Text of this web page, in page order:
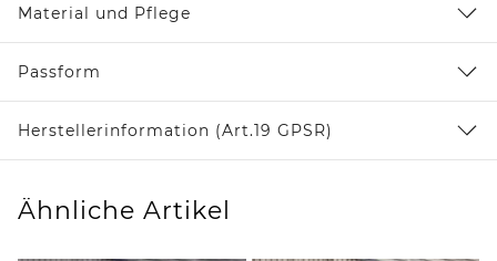
Material und Pflege
Passform
Herstellerinformation (Art.19 GPSR)
Ähnliche Artikel